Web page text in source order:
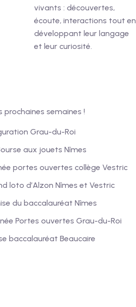
vivants : découvertes,
écoute, interactions tout en
développant leur langage
et leur curiosité.
prochaines semaines !
Grau-du-Roi
aux jouets Nîmes
portes ouvertes collège Vestric
loto d’Alzon Nîmes et Vestric
du baccalauréat Nîmes
Portes ouvertes Grau-du-Roi
baccalauréat Beaucaire